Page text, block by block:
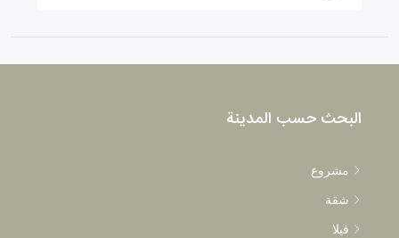
البحث حسب المدينة
مشروع
شقة
فيلا